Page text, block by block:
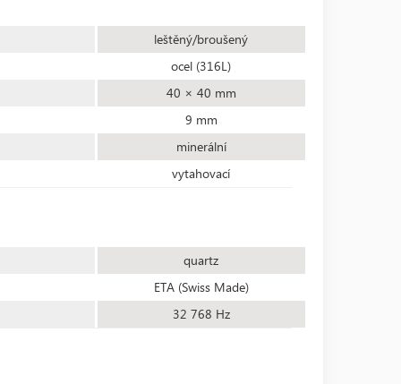
leštěný/broušený
ocel (316L)
40 × 40 mm
9 mm
minerální
vytahovací
quartz
ETA (Swiss Made)
32 768 Hz